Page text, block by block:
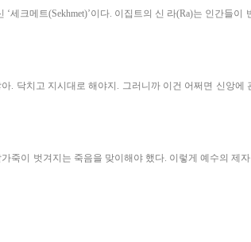
크메트(Sekhmet)’이다. 이집트의 신 라(Ra)는 인간들이
닥치고 지시대로 해야지. 그러니까 이건 어쩌면 신앙에
이 벗겨지는 죽음을 맞이해야 했다. 이렇게 예수의 제